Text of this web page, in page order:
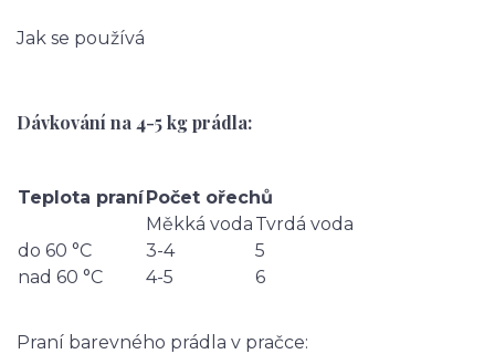
Jak se používá
Dávkování na 4-5 kg prádla:
Teplota praníPočet ořechů
Měkká voda Tvrdá voda
do 60 °C
3-4
5
nad 60 °C
4-5 6
Praní barevného prádla v pračce: